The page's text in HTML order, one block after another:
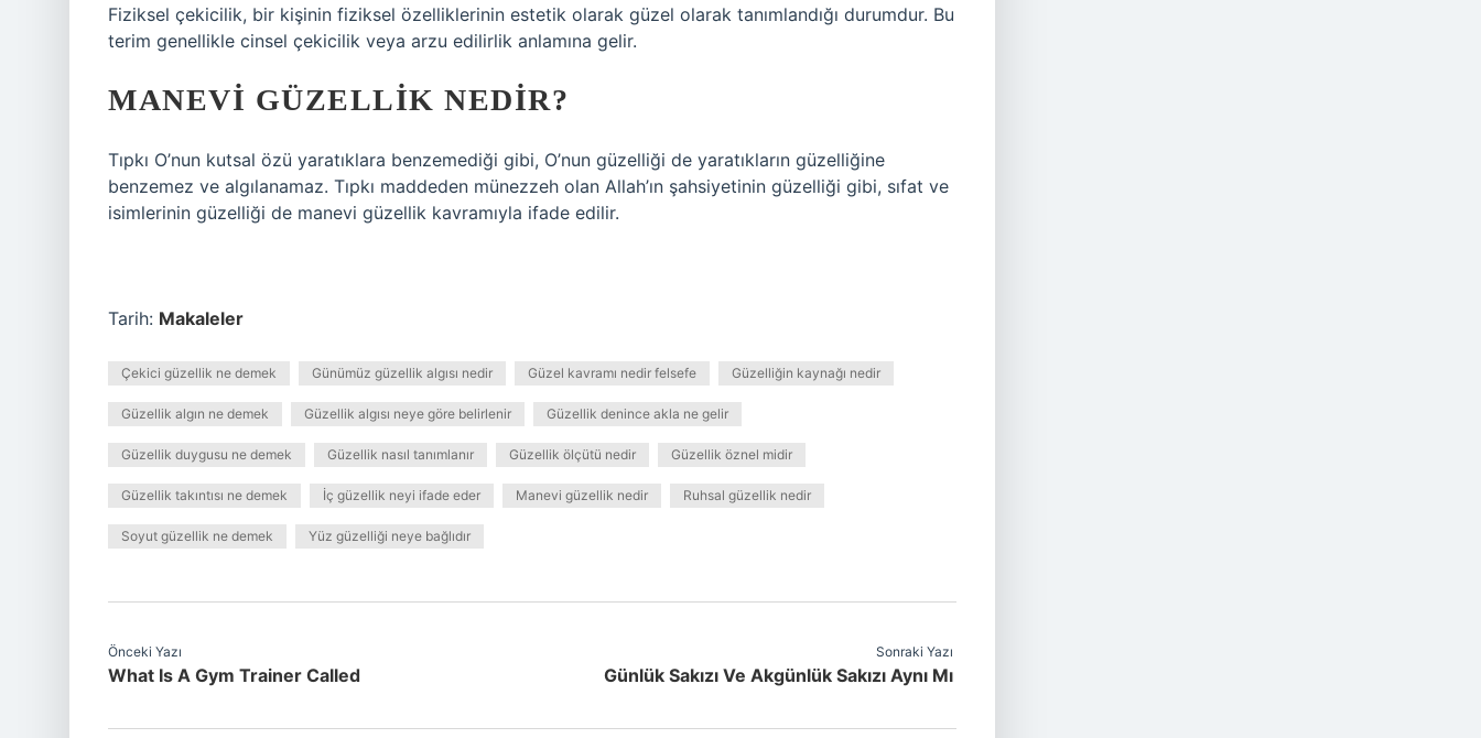
Fiziksel çekicilik, bir kişinin fiziksel özelliklerinin estetik olarak güzel olarak tanımlandığı durumdur. Bu
terim genellikle cinsel çekicilik veya arzu edilirlik anlamına gelir.
MANEVI GÜZELLIK NEDIR?
Tıpkı O’nun kutsal özü yaratıklara benzemediği gibi, O’nun güzelliği de yaratıkların güzelliğine
benzemez ve algılanamaz. Tıpkı maddeden münezzeh olan Allah’ın şahsiyetinin güzelliği gibi, sıfat ve
isimlerinin güzelliği de manevi güzellik kavramıyla ifade edilir.
Tarih: Makaleler
Çekici güzellik ne demek Günümüz güzellik algısı nedir Güzel kavramı nedir felsefe Güzelliğin kaynağı nedir
Güzellik algın ne demek Güzellik algısı neye göre belirlenir Güzellik denince akla ne gelir
Güzellik duygusu ne demek Güzellik nasıl tanımlanır Güzellik ölçütü nedir Güzellik öznel midir
Güzellik takıntısı ne demek İç güzellik neyi ifade eder Manevi güzellik nedir Ruhsal güzellik nedir
Soyut güzellik ne demek Yüz güzelliği neye bağlıdır
Önceki Yazı
What Is A Gym Trainer Called
Sonraki Yazı
Günlük Sakızı Ve Akgünlük Sakızı Aynı Mı